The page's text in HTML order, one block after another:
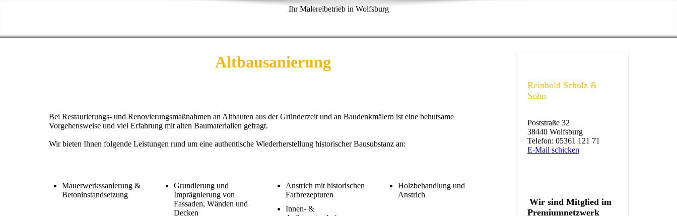
Ihr Malereibetrieb in Wolfsburg
Altbausanierung
Bei Restaurierungs- und Renovierungsmaßnahmen an Altbauten aus der Gründerzeit und an Baudenkmälern ist eine behutsame
Vorgehensweise und viel Erfahrung mit alten Baumaterialien gefragt.
Wir bieten Ihnen folgende Leistungen rund um eine authentische Wiederherstellung historischer Bausubstanz an:
Mauerwerkssanierung &
Betoninstandsetzung
Grundierung und
Imprägnierung von
Fassaden, Wänden und
Decken
Anstrich mit historischen
Farbrezepturen
Innen- &
Holzbehandlung und
Anstrich
Reinhold Scholz &
Sohn
Poststraße 32
38440 Wolfsburg
Telefon: 05361 121 71
E-Mail schicken
Wir sind Mitglied im
Premiumnetzwerk